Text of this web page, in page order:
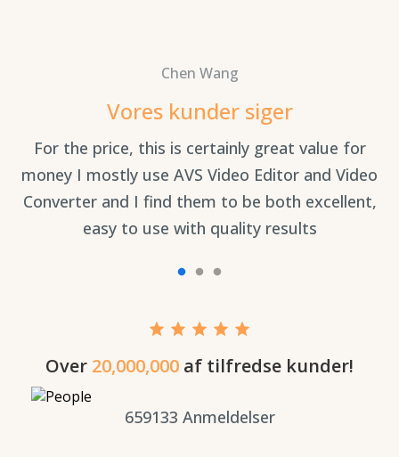
Chen Wang
Vores kunder siger
For the price, this is certainly great value for
money I mostly use AVS Video Editor and Video
Converter and I find them to be both excellent,
easy to use with quality results
Over 20,000,000 af tilfredse kunder!
659133 Anmeldelser